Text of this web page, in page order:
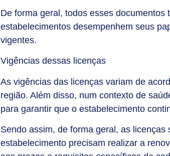
De forma geral, todos esses
estabelecimentos desempenhem seus
vigentes.
Vigências dessas licenças
As vigências das licenças variam de
região. Além disso, num contexto de
para garantir que o estabelecimento
Sendo assim, de forma geral, as
estabelecimento precisam realizar a